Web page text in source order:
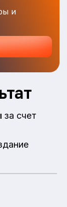
и
за счет